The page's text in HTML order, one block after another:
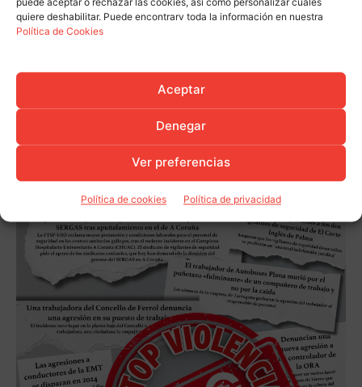
quiere deshabilitar. Puede encontrarv toda la información en nuestra
Política de Cookies
Aceptar
Denegar
Ver preferencias
Política de cookies Política de privacidad